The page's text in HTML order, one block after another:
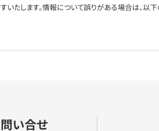
いたします。情報について誤りがある場合は、以
い合せ